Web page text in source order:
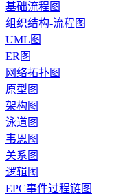
基础流程图
组织结构-流程图
UML图
ER图
网络拓扑图
原型图
架构图
泳道图
韦恩图
关系图
逻辑图
EPC事件过程链图